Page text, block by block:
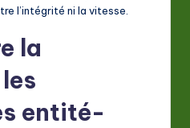
l’intégrité ni la vitesse.
la
entité-